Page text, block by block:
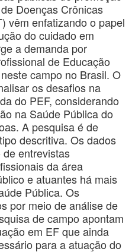
Doenças Crônicas
vêm enfatizando o papel
do cuidado em
a demanda por
de Educação
campo no Brasil. O
os desafios na
do PEF, considerando
na Saúde Pública do
A pesquisa é de
descritiva. Os dados
entrevistas
da área
e atuantes há mais
Pública. Os
por meio de análise de
de campo apontam
em EF que ainda
para a atuação do